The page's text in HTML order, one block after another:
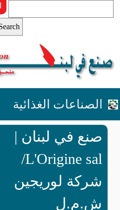
الصناعات الغذائية
صنع في لبنان |
L'Origine sal/
شركة لوريجين
ش.م.ل